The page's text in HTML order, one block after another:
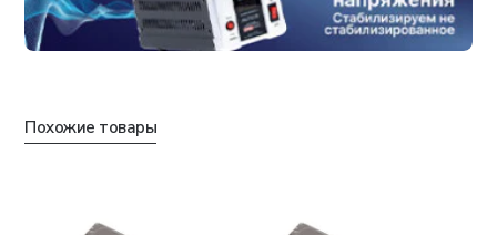
Похожие товары